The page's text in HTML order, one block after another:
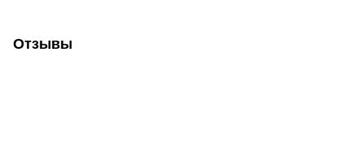
Отзывы